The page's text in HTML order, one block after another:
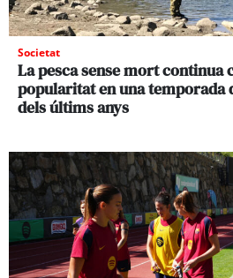
Societat
La pesca sense mort continua
popularitat en una temporada
dels últims anys